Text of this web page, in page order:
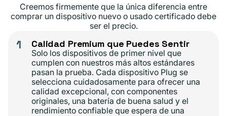
Creemos firmemente que la única diferencia entre
comprar un dispositivo nuevo o usado certificado debe
ser el precio.
1 Calidad Premium que Puedes Sentir
Solo los dispositivos de primer nivel que
cumplen con nuestros más altos estándares
pasan la prueba. Cada dispositivo Plug se
selecciona cuidadosamente para ofrecer una
calidad excepcional, con componentes
originales, una batería de buena salud y el
rendimiento confiable que espera de una